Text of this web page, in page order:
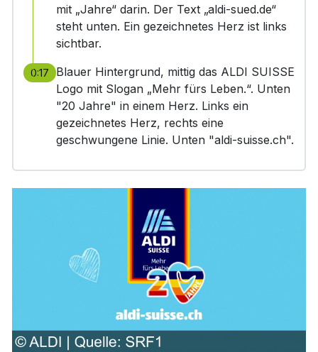
mit „Jahre“ darin. Der Text „aldi-sued.de“
steht unten. Ein gezeichnetes Herz ist links
sichtbar.
0:17
Blauer Hintergrund, mittig das ALDI SUISSE
Logo mit Slogan „Mehr fürs Leben.“. Unten
"20 Jahre" in einem Herz. Links ein
gezeichnetes Herz, rechts eine
geschwungene Linie. Unten "aldi-suisse.ch".